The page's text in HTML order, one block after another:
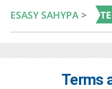
h
ESASY SAHYPA >
Terms